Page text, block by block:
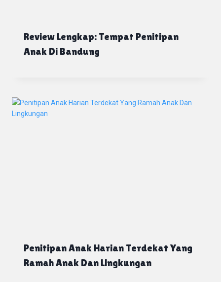
Review Lengkap: Tempat Penitipan
Anak Di Bandung
Penitipan Anak Harian Terdekat Yang
Ramah Anak Dan Lingkungan